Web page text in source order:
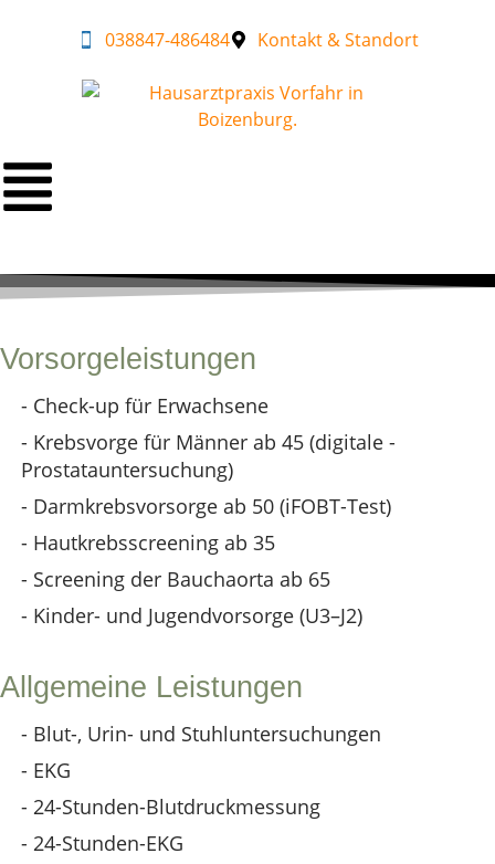
038847-486484 Kontakt & Standort
Vorsorgeleistungen
- Check-up für Erwachsene
- Krebsvorge für Männer ab 45 (digitale -
Prostatauntersuchung)
- Darmkrebsvorsorge ab 50 (iFOBT-Test)
- Hautkrebsscreening ab 35
- Screening der Bauchaorta ab 65
- Kinder- und Jugendvorsorge (U3–J2)
Allgemeine Leistungen
- Blut-, Urin- und Stuhluntersuchungen
- EKG
- 24-Stunden-Blutdruckmessung
- 24-Stunden-EKG